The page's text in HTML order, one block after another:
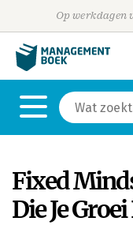
Op werkdagen
Fixed
Die Je